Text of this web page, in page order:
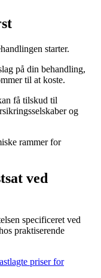
starter.
på din behandling,
til at koste.
få tilskud til
og
rammer for
ved
specificeret ved
praktiserende
priser for